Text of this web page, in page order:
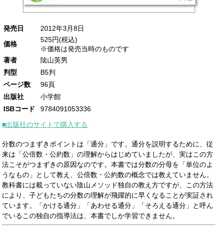
発売日
2012年3月8日
価格
525円(税込)
※価格は発売当時のものです
著者
隂山英男
判型
B5判
ページ数
96頁
出版社
小学館
ISBコード
9784091053336
■出版社のサイトで購入する
分数のつまずきポイントは「通分」です。通分を説明するために、従
来は「公倍数・公約数」の理解からはじめていましたが、実はこの方
法こそがつまずきの原因なのです。本書では分数の分母を「単位のよ
うなもの」として教え、公倍数・公約数の概念では教えていません。
教科書には載っていない陰山メソッド独自の教え方ですが、この方法
により、子どもたちの分数の理解が飛躍的に早くなることが実証され
ています。「かける通分」「あわせる通分」「そろえる通分」と呼ん
でいるこの独自の指導法は、本書でしか学習できません。